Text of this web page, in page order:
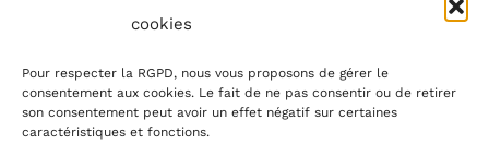
cookies
Pour respecter la RGPD, nous vous proposons de gérer le
consentement aux cookies. Le fait de ne pas consentir ou de retirer
son consentement peut avoir un effet négatif sur certaines
caractéristiques et fonctions.
Copyright © 2026 Mamans Louves
Mentions :
Conditions générales